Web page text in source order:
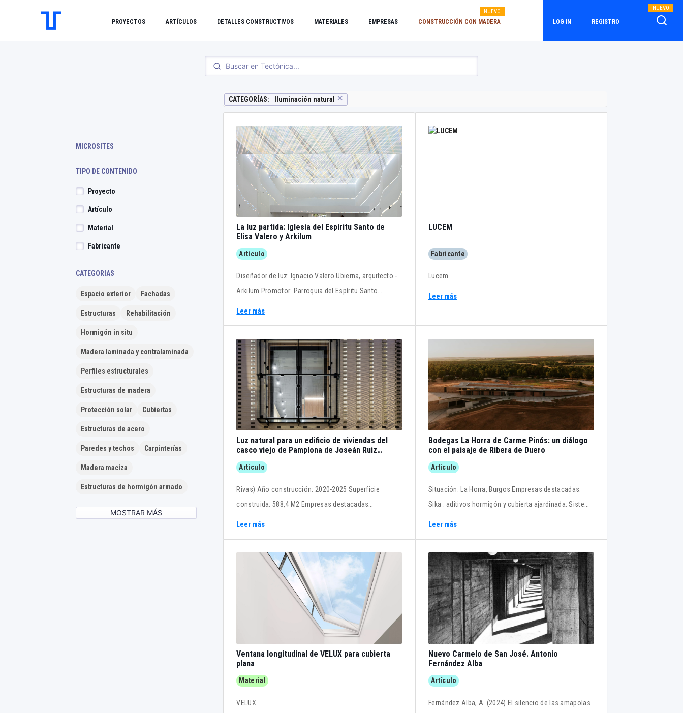
PROYECTOS ARTÍCULOS DETALLES CONSTRUCTIVOS MATERIALES EMPRESAS CONSTRUCCIÓN CON MADERA
NUEVO
LOG IN REGISTRO
NUEVO
MICROSITES
TIPO DE CONTENIDO
Proyecto
Artículo
Material
Fabricante
CATEGORIAS
Espacio exterior Fachadas
Estructuras Rehabilitación
Hormigón in situ
Madera laminada y contralaminada
Perfiles estructurales
Estructuras de madera
Protección solar Cubiertas
Estructuras de acero
Paredes y techos Carpinterías
Madera maciza
Estructuras de hormigón armado
MOSTRAR MÁS
CATEGORÍAS: Iluminación natural ✕
La luz partida: Iglesia del Espíritu Santo de
Elisa Valero y Arkilum
Artículo
Diseñador de luz: Ignacio Valero Ubierna, arquitecto -
Arkilum Promotor: Parroquia del Espíritu Santo
2022 - agosto 2023 Superficia: 1.106,20 m2
construida Situación: Calle Joaquina Eguaras, 22,
Granada Fotógrafo: Fernando Alda
Leer más
LUCEM
Fabricante
Lucem
Leer más
Luz natural para un edificio de viviendas del
casco viejo de Pamplona de Joseán Ruiz
Esquiroz
Artículo
Rivas) Año construcción: 2020-2025 Superficie
construida: 588,4 M2 Empresas destacadas
Leer más
Bodegas La Horra de Carme Pinós: un diálogo
con el paisaje de Ribera de Duero
Artículo
Situación: La Horra, Burgos Empresas destacadas:
Sika : aditivos hormigón y cubierta ajardinada: Sistema
ladrillo macizo Ecomanual Hidrofugado, color levante
23,8 x 11,4x3,7 cm Referencias Bodegas La Horra
Leer más
Ventana longitudinal de VELUX para cubierta
plana
Material
VELUX
Nuevo Carmelo de San José. Antonio
Fernández Alba
Artículo
Fernández Alba, A. (2024) El silencio de las amapolas .